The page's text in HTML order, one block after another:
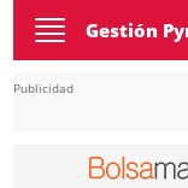
Toggle
navigation
Gestión
Publicidad